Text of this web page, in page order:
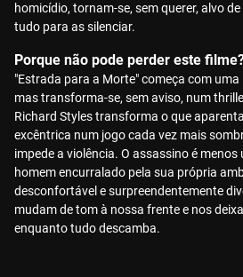
homicídio, tornam-se, sem querer, alvo
tudo para as silenciar.
Porque não pode perder este
"Estrada para a Morte" começa com
mas transforma-se, sem aviso, num
Richard Styles transforma o que
excêntrica num jogo cada vez mais
impede a violência. O assassino é
homem encurralado pela sua própria
desconfortável e surpreendentemente
mudam de tom à nossa frente e nos
enquanto tudo descamba.